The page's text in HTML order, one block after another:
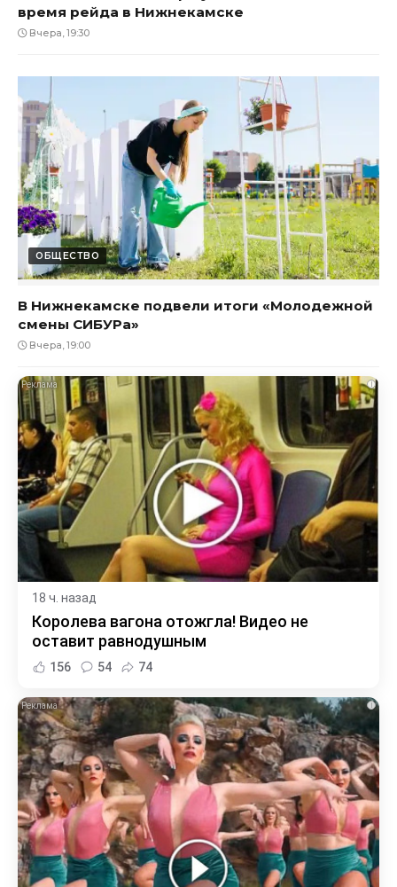
время рейда в Нижнекамске
Вчера, 19:30
ОБЩЕСТВО
В Нижнекамске подвели итоги «Молодежной
смены СИБУРа»
Вчера, 19:00
i
18 ч. назад
Королева вагона отожгла! Видео не
оставит равнодушным
156 54 74
i